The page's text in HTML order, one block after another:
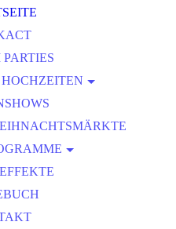
SHOW
SHOW - NACHT
AMBIENTE
SHOW
LUCKY
SHOW
SCHULE FÜR KINDER
KINDERPROGRAMM